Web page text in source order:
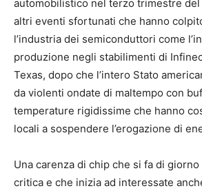
automobilistico nel terzo trimestre del
altri eventi sfortunati che hanno
l’industria dei semiconduttori come
produzione negli stabilimenti di
Texas, dopo che l’intero Stato
da violenti ondate di maltempo con
temperature rigidissime che hanno
locali a sospendere l’erogazione di
Una carenza di chip che si fa di
critica e che inizia ad interessate